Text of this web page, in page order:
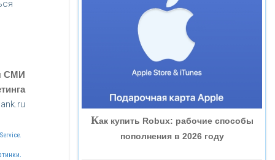
СМИ
«СМП БАНК»
«ВНЕШПРОМБАНК»
«БАНК ГЛОБЭКС»
Как купить Robux: рабочие способы
пополнения в 2026 году